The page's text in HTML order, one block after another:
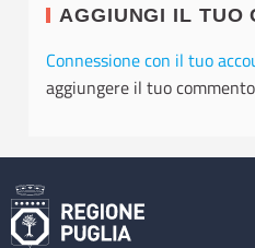
AGGIUNGI IL TUO
Connessione con il tuo
aggiungere il tuo